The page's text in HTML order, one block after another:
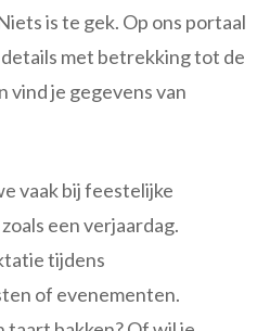
is te gek. Op ons portaal
met betrekking tot de
vind je gegevens van
vaak bij feestelijke
een verjaardag.
tijdens
of evenementen.